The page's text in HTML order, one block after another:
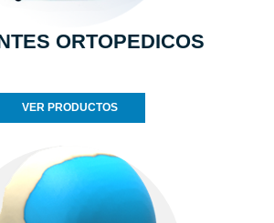
ORTOPEDICOS
VER PRODUCTOS